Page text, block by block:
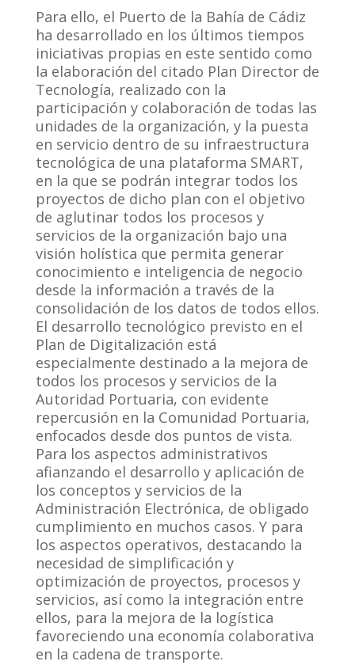
Para ello, el Puerto de la Bahía de Cádiz
ha desarrollado en los últimos tiempos
iniciativas propias en este sentido como
la elaboración del citado Plan Director de
Tecnología, realizado con la
participación y colaboración de todas las
unidades de la organización, y la puesta
en servicio dentro de su infraestructura
tecnológica de una plataforma SMART,
en la que se podrán integrar todos los
proyectos de dicho plan con el objetivo
de aglutinar todos los procesos y
servicios de la organización bajo una
visión holística que permita generar
conocimiento e inteligencia de negocio
desde la información a través de la
consolidación de los datos de todos ellos.
El desarrollo tecnológico previsto en el
Plan de Digitalización está
especialmente destinado a la mejora de
todos los procesos y servicios de la
Autoridad Portuaria, con evidente
repercusión en la Comunidad Portuaria,
enfocados desde dos puntos de vista.
Para los aspectos administrativos
afianzando el desarrollo y aplicación de
los conceptos y servicios de la
Administración Electrónica, de obligado
cumplimiento en muchos casos. Y para
los aspectos operativos, destacando la
necesidad de simplificación y
optimización de proyectos, procesos y
servicios, así como la integración entre
ellos, para la mejora de la logística
favoreciendo una economía colaborativa
en la cadena de transporte.